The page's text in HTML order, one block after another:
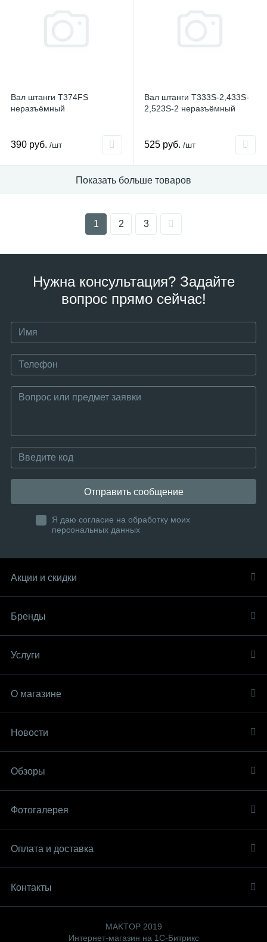
Вал штанги T374FS
неразъёмный
390 руб. /шт
Вал штанги T333S-2,433S-
2,523S-2 неразъёмный
525 руб. /шт
Показать больше товаров
1 2 3
Нужна консультация? Задайте
вопрос прямо сейчас!
Отправить сообщение
Я даю согласие на обработку моих
персональных данных
Акции и скидки
Бренды
Услуги
О магазине
Новости
Обзоры
Фотогалерея
Оплата и доставка
Контакты
MAKTOP 2019
Интернет-магазин на 1С-Битрикс